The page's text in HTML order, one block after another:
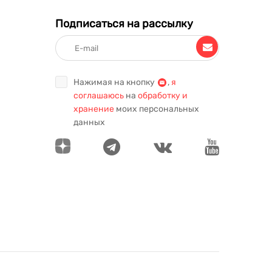
Подписаться на рассылку
Нажимая на кнопку , я
соглашаюсь на обработку и
хранение моих персональных
данных